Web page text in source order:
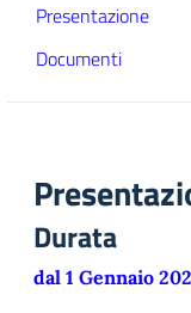
Presentazione
Documenti
Durata
dal 1 Gennaio